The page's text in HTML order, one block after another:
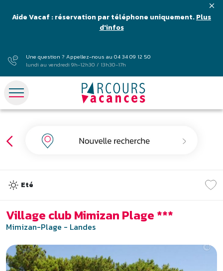
Aide Vacaf : réservation par téléphone uniquement.Plus
d'infos
Une question ? Appellez-nous au 04 34 09 12 50
lundi au vendredi 9h-12h30 / 13h30-17h
Eté
Village club Mimizan Plage ***
Mimizan-Plage - Landes
©
Previous